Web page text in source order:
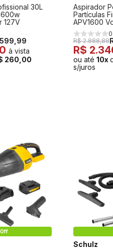
30L
127V
à vista
260,00
Aspirador
Partículas
APV1600
R$ 2.888,88
R$
ou até 10x
s/juros
Schulz